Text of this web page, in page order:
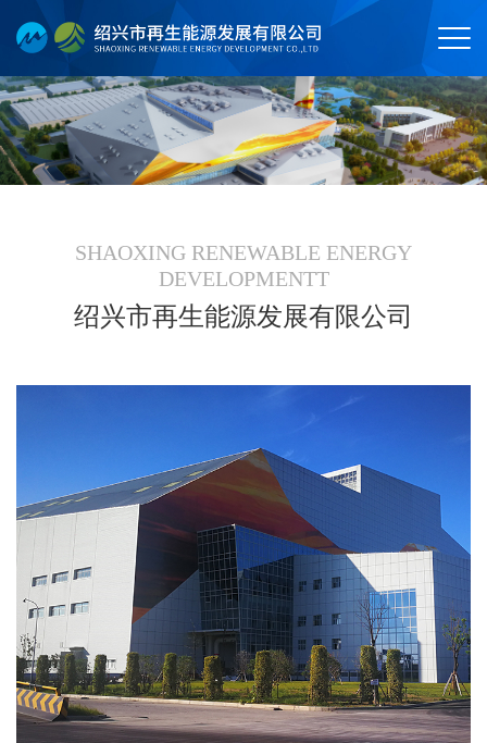
SHAOXING RENEWABLE ENERGY
DEVELOPMENTT
绍兴市再生能源发展有限公司